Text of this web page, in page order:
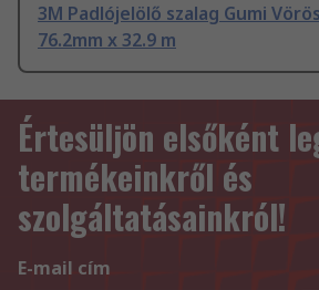
3M Padlójelölő szalag Gumi
76.2mm x 32.9 m
Értesüljön elsőként
termékeinkről és
szolgáltatásainkról!
E-mail cím